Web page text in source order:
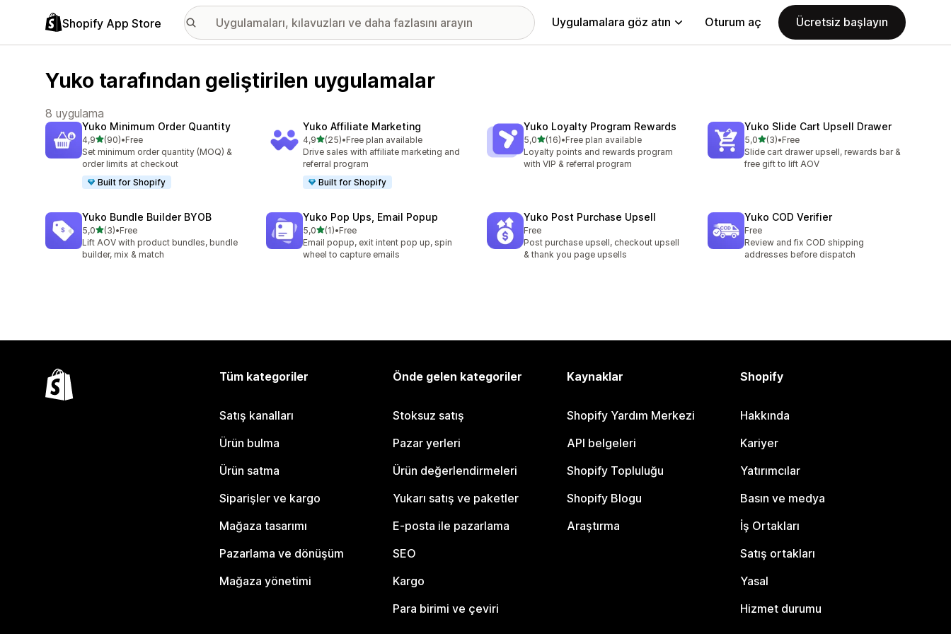
Shopify App Store Uygulamalara göz atın Oturum aç Ücretsiz başlayın
Yuko tarafından geliştirilen uygulamalar
8 uygulama
Yuko Minimum Order Quantity
4,95 yıldız üzerinden
(90)
toplam 90 değerlendirme
•Free
Set minimum order quantity (MOQ) &
order limits at checkout
Built for Shopify
Yuko Affiliate Marketing
4,95 yıldız üzerinden
(25)
toplam 25 değerlendirme
•Free plan available
Drive sales with affiliate marketing and
referral program
Built for Shopify
Yuko Loyalty Program Rewards
5,05 yıldız üzerinden
(16)
toplam 16 değerlendirme
•Free plan available
Loyalty points and rewards program
with VIP & referral program
Yuko Slide Cart Upsell Drawer
5,05 yıldız üzerinden
(3)
toplam 3 değerlendirme
•Free
Slide cart drawer upsell, rewards bar &
free gift to lift AOV
Yuko Bundle Builder BYOB
5,05 yıldız üzerinden
(3)
toplam 3 değerlendirme
•Free
Lift AOV with product bundles, bundle
builder, mix & match
Yuko Pop Ups, Email Popup
5,05 yıldız üzerinden
(1)
toplam 1 değerlendirme
•Free
Email popup, exit intent pop up, spin
wheel to capture emails
Yuko Post Purchase Upsell
Free
Post purchase upsell, checkout upsell
& thank you page upsells
Yuko COD Verifier
Free
Review and fix COD shipping
addresses before dispatch
Tüm kategoriler
Satış kanalları
Ürün bulma
Ürün satma
Siparişler ve kargo
Mağaza tasarımı
Pazarlama ve dönüşüm
Mağaza yönetimi
Önde gelen kategoriler
Stoksuz satış
Pazar yerleri
Ürün değerlendirmeleri
Yukarı satış ve paketler
E-posta ile pazarlama
SEO
Kargo
Para birimi ve çeviri
Kaynaklar
Shopify Yardım Merkezi
API belgeleri
Shopify Topluluğu
Shopify Blogu
Araştırma
Shopify
Hakkında
Kariyer
Yatırımcılar
Basın ve medya
İş Ortakları
Satış ortakları
Yasal
Hizmet durumu